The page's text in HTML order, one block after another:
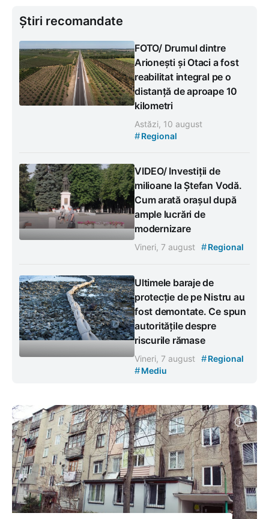
Știri recomandate
FOTO/ Drumul dintre
Arionești și Otaci a fost
reabilitat integral pe o
distanță de aproape 10
kilometri
Astăzi, 10 august
#Regional
VIDEO/ Investiții de
milioane la Ștefan Vodă.
Cum arată orașul după
ample lucrări de
modernizare
Vineri, 7 august #Regional
Ultimele baraje de
protecție de pe Nistru au
fost demontate. Ce spun
autoritățile despre
riscurile rămase
Vineri, 7 august #Regional
#Mediu